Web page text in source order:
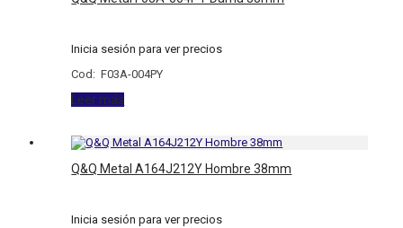
Inicia sesión para ver precios
Cod: F03A-004PY
Leer más
Q&Q Metal A164J212Y Hombre 38mm
Inicia sesión para ver precios